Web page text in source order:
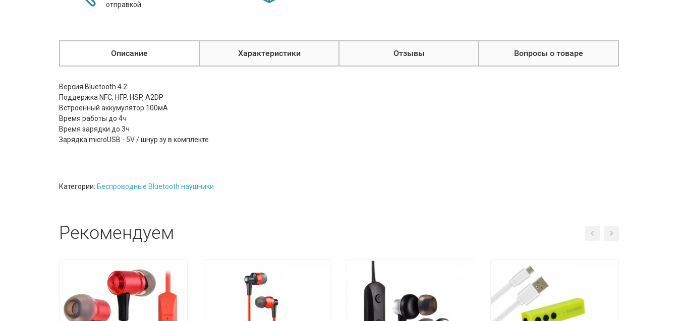
отправкой
Описание Характеристики Отзывы Вопросы о товаре
Версия Bluetooth 4.2
Поддержка NFC, HFP, HSP, A2DP
Встроенный аккумулятор 100мА
Время работы до 4ч
Время зарядки до 3ч
Зарядка microUSB - 5V / шнур зу в комплекте
Категории: Беспроводные Bluetooth наушники
Рекомендуем